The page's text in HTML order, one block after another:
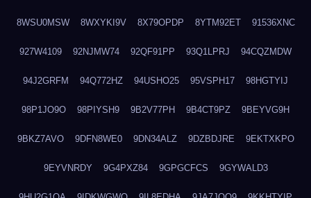
8WSU0MSW 8WXYKI9V 8X79OPDP 8YTM92ET 91536XNC
927W4109 92NJMW74 92QF91PP 93Q1LPRJ 94CQZMDW
94J2GRFM 94Q772HZ 94USHO25 95VSPH17 98HGTYIJ
98P1JO9O 98PIYSH9 9B2V77PH 9B4CT9PZ 9BEYVG9H
9BKZ7AVO 9DFN8WE0 9DN34ALZ 9DZBDJRE 9EKTXKPO
9EYVNRDY 9G4PXZ84 9GPGCFCS 9GYWALD3